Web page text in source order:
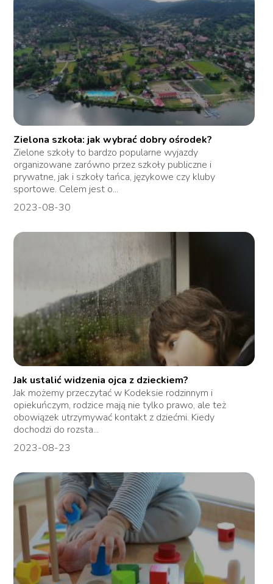
Zielona szkoła: jak wybrać dobry ośrodek?
Zielone szkoły to bardzo popularne wyjazdy
organizowane zarówno przez szkoły publiczne i
prywatne, jak i szkoły tańca, językowe czy kluby
sportowe. Celem jest o...
2023-08-30
Jak ustalić widzenia ojca z dzieckiem?
Jak możemy przeczytać w Kodeksie rodzinnym i
opiekuńczym, rodzice mają nie tylko prawo, ale też
obowiązek utrzymywać kontakt z dziećmi. Kiedy
dochodzi do rozsta...
2023-08-23